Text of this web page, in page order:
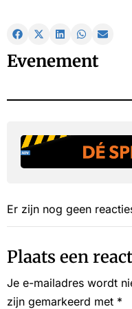
Evenement
Er zijn nog geen
Plaats een
Je e-mailadres wordt
zijn gemarkeerd met *